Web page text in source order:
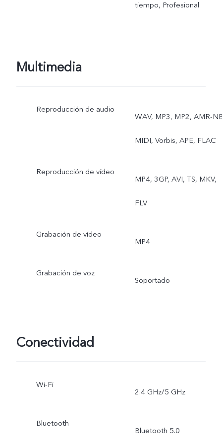
tiempo, Profesional
Multimedia
Reproducción de audio
WAV, MP3, MP2, AMR-
MIDI, Vorbis, APE, FLAC
Reproducción de vídeo
MP4, 3GP, AVI, TS, MKV,
FLV
Grabación de vídeo
MP4
Grabación de voz
Soportado
Conectividad
Wi-Fi
2.4 GHz/5 GHz
Bluetooth
Bluetooth 5.0